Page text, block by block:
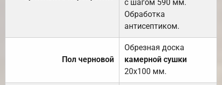
с шагом 590 мм.
Обработка
антисептиком.
Пол черновой
Обрезная доска
камерной сушки
20х100 мм.